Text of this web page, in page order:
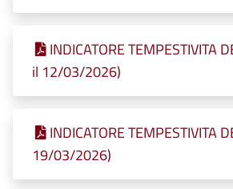
INDICATORE TEMPESTIVITA
il 12/03/2026)
INDICATORE
19/03/2026)